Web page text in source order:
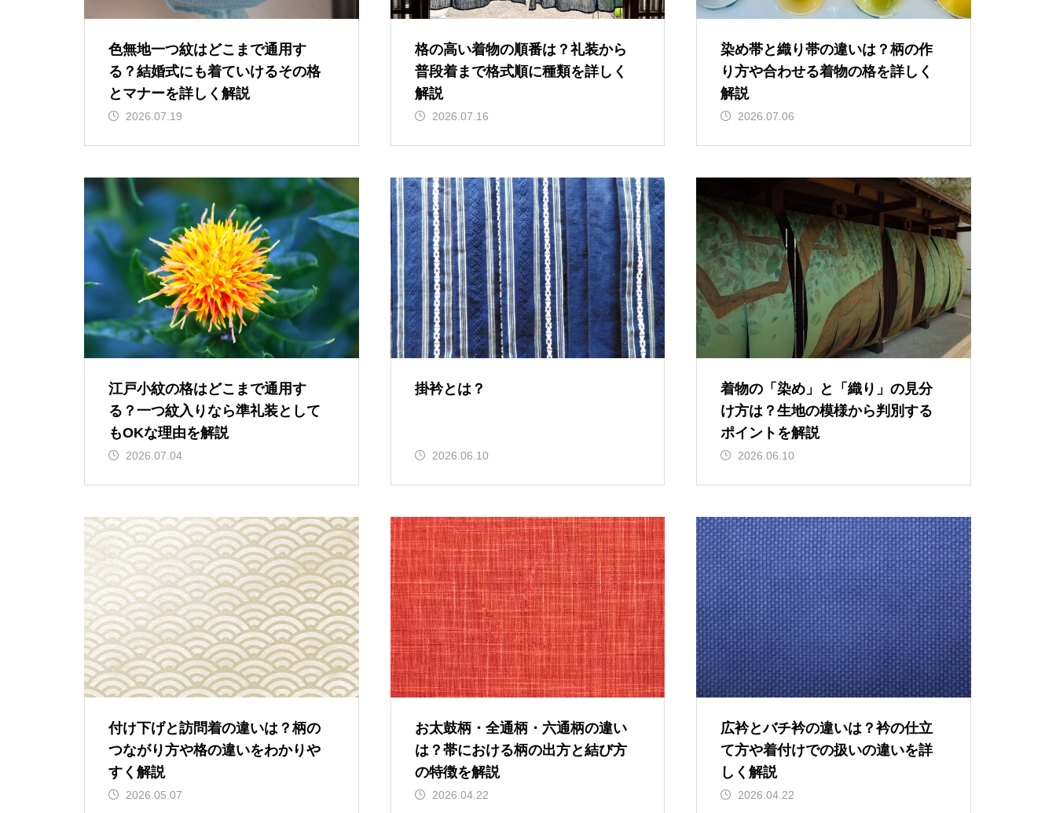
色無地一つ紋はどこまで通用す
る？結婚式にも着ていけるその格
とマナーを詳しく解説
2026.07.19
格の高い着物の順番は？礼装から
普段着まで格式順に種類を詳しく
解説
2026.07.16
染め帯と織り帯の違いは？柄の作
り方や合わせる着物の格を詳しく
解説
2026.07.06
江戸小紋の格はどこまで通用す
る？一つ紋入りなら準礼装として
もOKな理由を解説
2026.07.04
掛衿とは？
2026.06.10
着物の「染め」と「織り」の見分
け方は？生地の模様から判別する
ポイントを解説
2026.06.10
付け下げと訪問着の違いは？柄の
つながり方や格の違いをわかりや
すく解説
2026.05.07
お太鼓柄・全通柄・六通柄の違い
は？帯における柄の出方と結び方
の特徴を解説
2026.04.22
広衿とバチ衿の違いは？衿の仕立
て方や着付けでの扱いの違いを詳
しく解説
2026.04.22